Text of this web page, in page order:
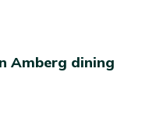
niet gebruikt
dus je verplaatst
met een speciale
frame. Let
lijkt handig, maar
Amberg dining